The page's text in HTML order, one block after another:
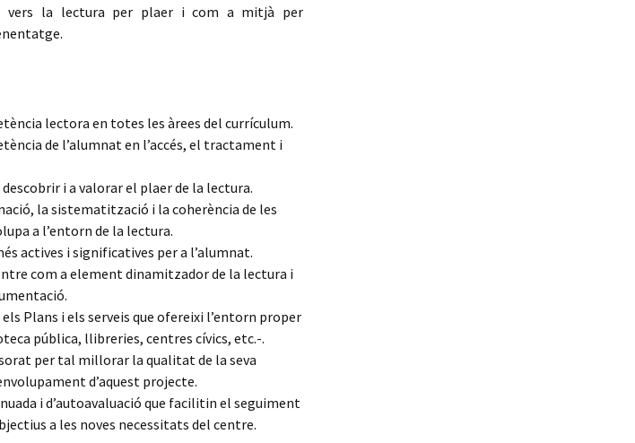
la lectura per plaer i com a mitjà per
lectora en totes les àrees del currículum.
de l’alumnat en l’accés, el tractament i
i a valorar el plaer de la lectura.
la sistematització i la coherència de les
a l’entorn de la lectura.
actives i significatives per a l’alumnat.
com a element dinamitzador de la lectura i
Plans i els serveis que ofereixi l’entorn proper
pública, llibreries, centres cívics, etc.-.
per tal millorar la qualitat de la seva
d’aquest projecte.
i d’autoavaluació que facilitin el seguiment
a les noves necessitats del centre.